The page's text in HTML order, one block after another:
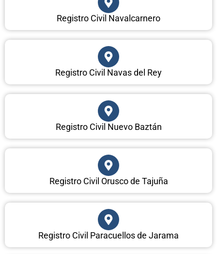
Registro Civil Navalcarnero
Registro Civil Navas del Rey
Registro Civil Nuevo Baztán
Registro Civil Orusco de Tajuña
Registro Civil Paracuellos de Jarama